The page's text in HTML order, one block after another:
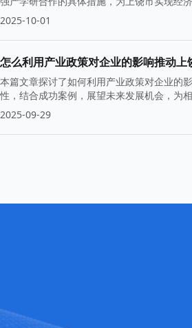
2025-10-01
怎么利用产业政策对企业的影响推动上
本篇文章探讨了如何利用产业政策对企业的
性，结合成功案例，展望未来发展机会，为
2025-09-29